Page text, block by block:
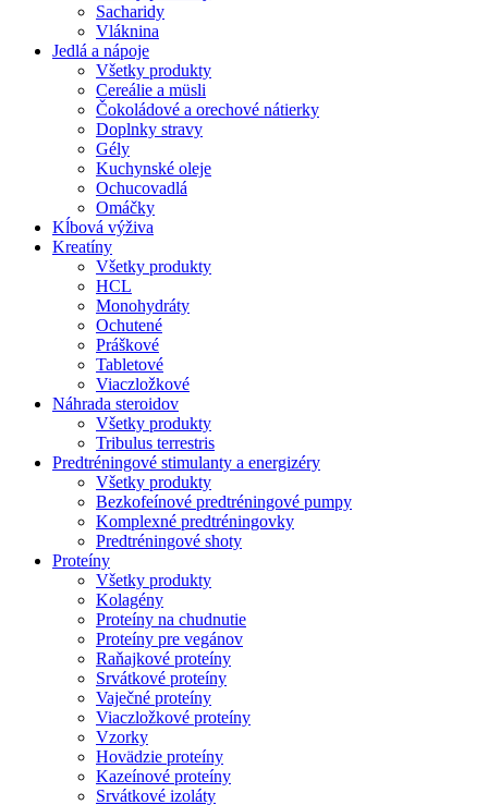
Sacharidy
Vláknina
Jedlá a nápoje
Všetky produkty
Cereálie a müsli
Čokoládové a orechové nátierky
Doplnky stravy
Gély
Kuchynské oleje
Ochucovadlá
Omáčky
Kĺbová výživa
Kreatíny
Všetky produkty
HCL
Monohydráty
Ochutené
Práškové
Tabletové
Viaczložkové
Náhrada steroidov
Všetky produkty
Tribulus terrestris
Predtréningové stimulanty a energizéry
Všetky produkty
Bezkofeínové predtréningové pumpy
Komplexné predtréningovky
Predtréningové shoty
Proteíny
Všetky produkty
Kolagény
Proteíny na chudnutie
Proteíny pre vegánov
Raňajkové proteíny
Srvátkové proteíny
Vaječné proteíny
Viaczložkové proteíny
Vzorky
Hovädzie proteíny
Kazeínové proteíny
Srvátkové izoláty